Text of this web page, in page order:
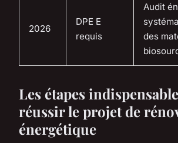
2026
DPE E
requis
Audit
des
Les étapes
réussir le projet de
énergétique